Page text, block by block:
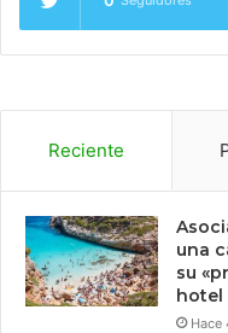
Reciente
una
su
hotel
Hace